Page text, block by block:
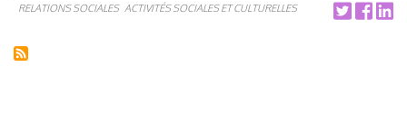
RELATIONS SOCIALES ACTIVITÉS SOCIALES ET CULTURELLES